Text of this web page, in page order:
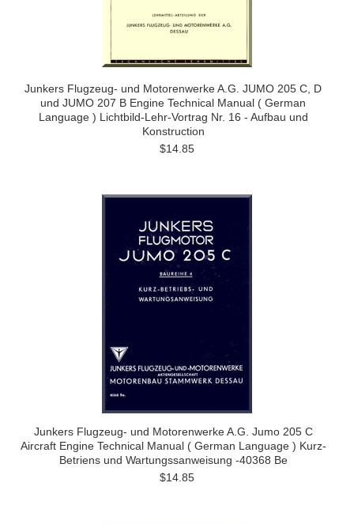
Junkers Flugzeug- und Motorenwerke A.G. JUMO 205 C, D
und JUMO 207 B Engine Technical Manual ( German
Language ) Lichtbild-Lehr-Vortrag Nr. 16 - Aufbau und
Konstruction
$14.85
Junkers Flugzeug- und Motorenwerke A.G. Jumo 205 C
Aircraft Engine Technical Manual ( German Language ) Kurz-
Betriens und Wartungssanweisung -40368 Be
$14.85